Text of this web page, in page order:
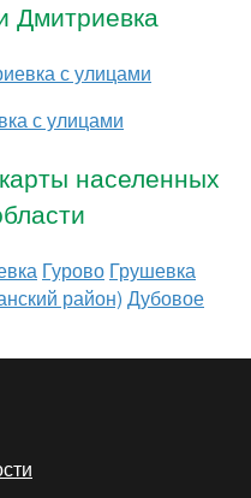
Дмитриевка
с улицами
с улицами
населенных
Гурово Грушевка
район) Дубовое